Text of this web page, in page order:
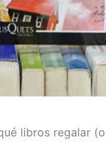
libros regalar